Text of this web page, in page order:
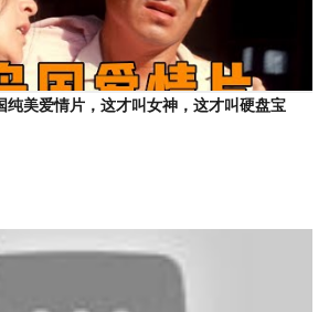
纯美爱情片，这才叫女神，这才叫硬盘宝